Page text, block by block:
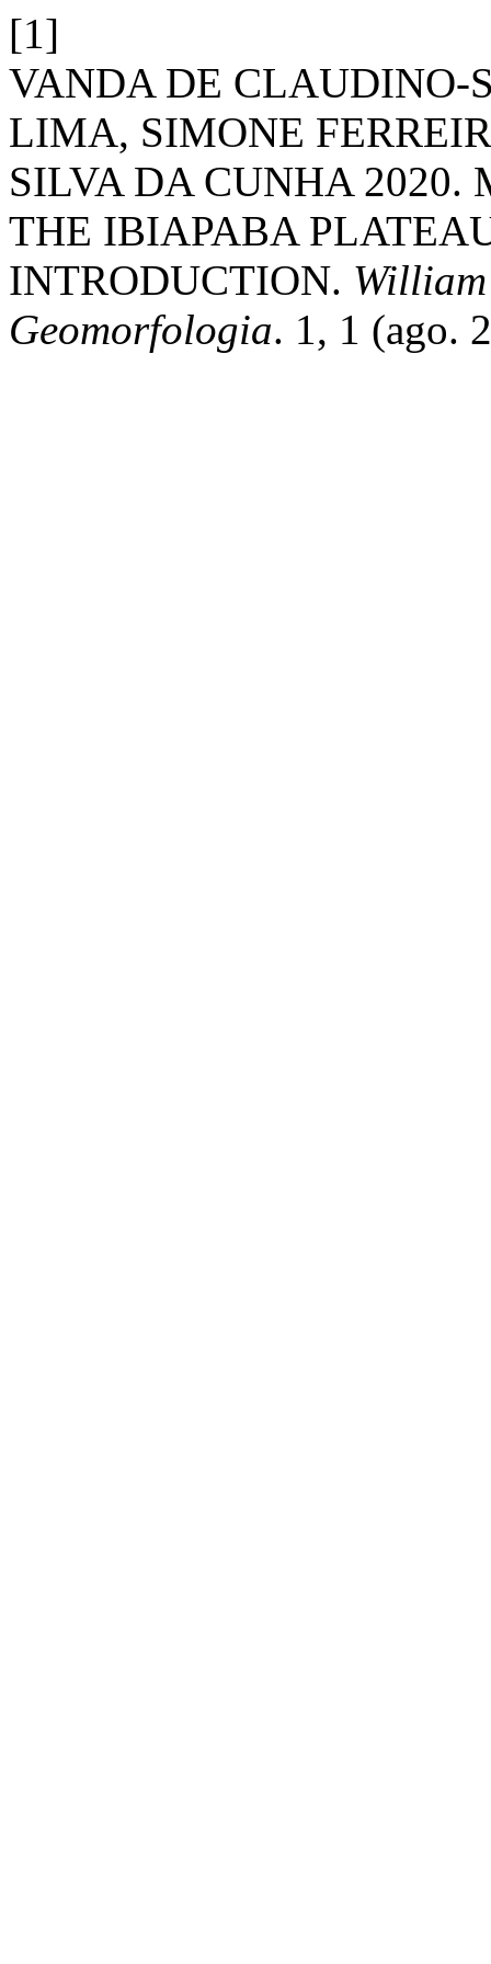
[1]
VANDA DE CLAUDINO-
LIMA, SIMONE
SILVA DA CUNHA 2020.
THE IBIAPABA
INTRODUCTION.
Geomorfologia. 1, 1 (ago.